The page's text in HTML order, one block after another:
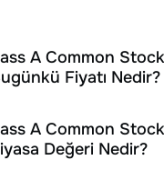
A Common Stock
Fiyatı Nedir?
A Common Stock
Değeri Nedir?